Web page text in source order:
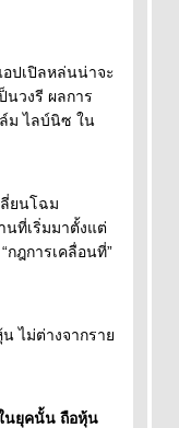
ปเปิลหล่นน่าจะ
นวงรี ผลการ
ม ไลบ์นิซ ใน
ยนโฉม
นที่เริ่มมาตั้งแต่
กฎการเคลื่อนที่”
น ไม่ต่างจากรา
นยุคนั้น ถือหุ้น